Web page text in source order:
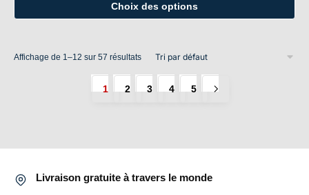
Choix des options
a
choisies
Affichage de 1–12 sur 57 résultats
1 2 3 4 5
Livraison gratuite à travers le monde